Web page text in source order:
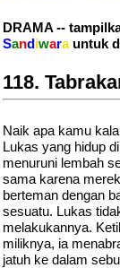
DRAMA --
Sandiwarauntuk
118.
Naik apa kamu
Lukas yang hidup
menuruni lembah
sama karena
berteman dengan
sesuatu. Lukas
melakukannya.
miliknya, ia
jatuh ke dalam